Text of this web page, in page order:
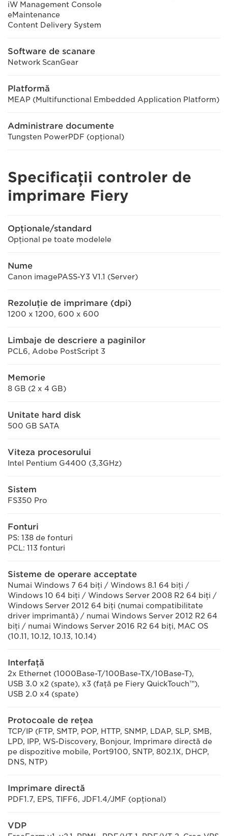
iW Management Console
eMaintenance
Content Delivery System
Software de scanare
Network ScanGear
Platformă
MEAP (Multifunctional Embedded Application Platform)
Administrare documente
Tungsten PowerPDF (opţional)
Specificaţii controler de
imprimare Fiery
Opţionale/standard
Opţional pe toate modelele
Nume
Canon imagePASS-Y3 V1.1 (Server)
Rezoluţie de imprimare (dpi)
1200 x 1200, 600 x 600
Limbaje de descriere a paginilor
PCL6, Adobe PostScript 3
Memorie
8 GB (2 x 4 GB)
Unitate hard disk
500 GB SATA
Viteza procesorului
Intel Pentium G4400 (3,3GHz)
Sistem
FS350 Pro
Fonturi
PS: 138 de fonturi
PCL: 113 fonturi
Sisteme de operare acceptate
Numai Windows 7 64 biţi / Windows 8.1 64 biţi /
Windows 10 64 biţi / Windows Server 2008 R2 64 biţi /
Windows Server 2012 64 biţi (numai compatibilitate
driver imprimantă) / numai Windows Server 2012 R2 64
biţi / numai Windows Server 2016 R2 64 biţi, MAC OS
(10.11, 10.12, 10.13, 10.14)
Interfaţă
2x Ethernet (1000Base-T/100Base-TX/10Base-T),
USB 3.0 x2 (spate), x3 (faţă pe Fiery QuickTouch™),
USB 2.0 x4 (spate)
Protocoale de reţea
TCP/IP (FTP, SMTP, POP, HTTP, SNMP, LDAP, SLP, SMB,
LPD, IPP, WS-Discovery, Bonjour, Imprimare directă de
pe dispozitive mobile, Port9100, SNTP, 802.1X, DHCP,
DNS, NTP)
Imprimare directă
PDF1.7, EPS, TIFF6, JDF1.4/JMF (opţional)
VDP